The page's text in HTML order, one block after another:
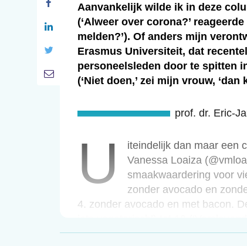
Aanvankelijk wilde ik in deze
(‘Alweer over corona?’
melden?’). Of anders mijn
Erasmus Universiteit, dat
personeelsleden door te spitten
(‘Niet doen,’ zei mijn vrouw,
prof. dr. Eric-
u
Uiteindelijk dan maar
Vanessa Loaiza
smaakwaardering voor
zonder avocado en
4. zonder avocado en met bacon.